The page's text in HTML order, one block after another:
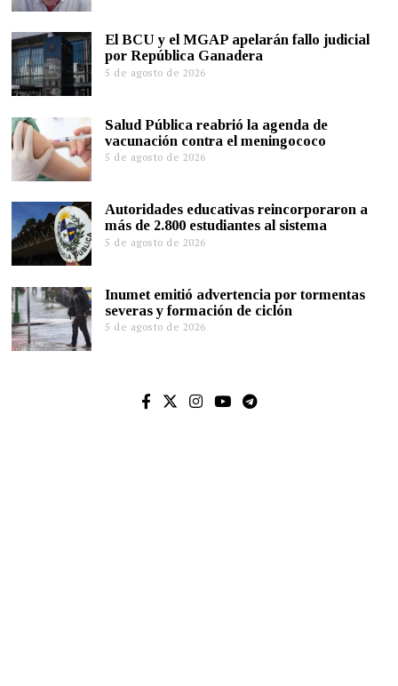
El BCU y el MGAP apelarán fallo judicial
por República Ganadera
5 de agosto de 2026
Salud Pública reabrió la agenda de
vacunación contra el meningococo
5 de agosto de 2026
Autoridades educativas reincorporaron a
más de 2.800 estudiantes al sistema
5 de agosto de 2026
Inumet emitió advertencia por tormentas
severas y formación de ciclón
5 de agosto de 2026